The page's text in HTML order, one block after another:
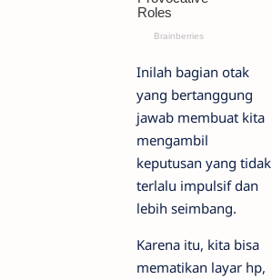
Inilah bagian otak
yang bertanggung
jawab membuat kita
mengambil
keputusan yang tidak
terlalu impulsif dan
lebih seimbang.
Karena itu, kita bisa
mematikan layar hp,